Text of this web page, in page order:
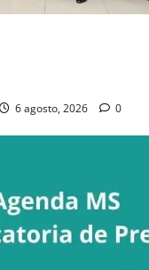
6 agosto, 2026 0